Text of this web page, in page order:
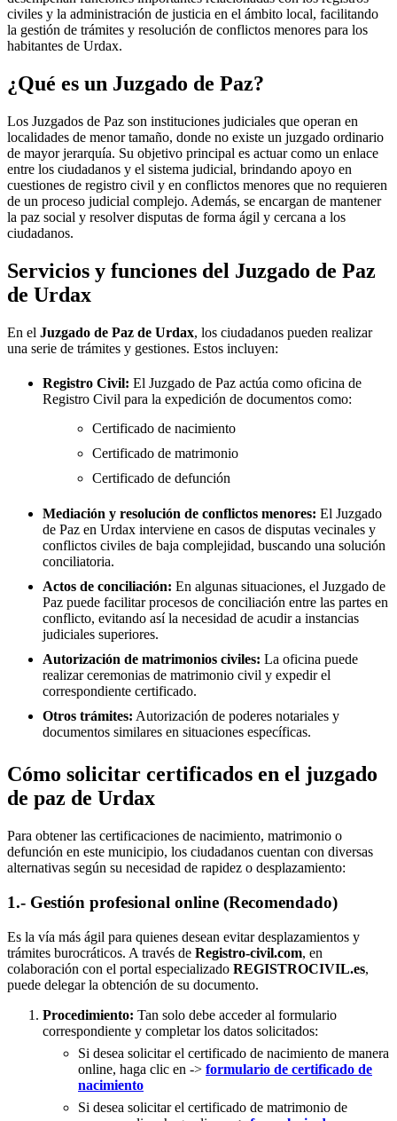
civiles y la administración de justicia en el ámbito local, facilitando
la gestión de trámites y resolución de conflictos menores para los
habitantes de Urdax.
¿Qué es un Juzgado de Paz?
Los Juzgados de Paz son instituciones judiciales que operan en
localidades de menor tamaño, donde no existe un juzgado ordinario
de mayor jerarquía. Su objetivo principal es actuar como un enlace
entre los ciudadanos y el sistema judicial, brindando apoyo en
cuestiones de registro civil y en conflictos menores que no requieren
de un proceso judicial complejo. Además, se encargan de mantener
la paz social y resolver disputas de forma ágil y cercana a los
ciudadanos.
Servicios y funciones del Juzgado de Paz
de Urdax
En el Juzgado de Paz de Urdax, los ciudadanos pueden realizar
una serie de trámites y gestiones. Estos incluyen:
Registro Civil: El Juzgado de Paz actúa como oficina de
Registro Civil para la expedición de documentos como:
Certificado de nacimiento
Certificado de matrimonio
Certificado de defunción
Mediación y resolución de conflictos menores: El Juzgado
de Paz en Urdax interviene en casos de disputas vecinales y
conflictos civiles de baja complejidad, buscando una solución
conciliatoria.
Actos de conciliación: En algunas situaciones, el Juzgado de
Paz puede facilitar procesos de conciliación entre las partes en
conflicto, evitando así la necesidad de acudir a instancias
judiciales superiores.
Autorización de matrimonios civiles: La oficina puede
realizar ceremonias de matrimonio civil y expedir el
correspondiente certificado.
Otros trámites: Autorización de poderes notariales y
documentos similares en situaciones específicas.
Cómo solicitar certificados en el juzgado
de paz de Urdax
Para obtener las certificaciones de nacimiento, matrimonio o
defunción en este municipio, los ciudadanos cuentan con diversas
alternativas según su necesidad de rapidez o desplazamiento:
1.- Gestión profesional online (Recomendado)
Es la vía más ágil para quienes desean evitar desplazamientos y
trámites burocráticos. A través de Registro-civil.com, en
colaboración con el portal especializado REGISTROCIVIL.es,
puede delegar la obtención de su documento.
Procedimiento: Tan solo debe acceder al formulario
correspondiente y completar los datos solicitados:
Si desea solicitar el certificado de nacimiento de manera
online, haga clic en -> formulario de certificado de
nacimiento
Si desea solicitar el certificado de matrimonio de